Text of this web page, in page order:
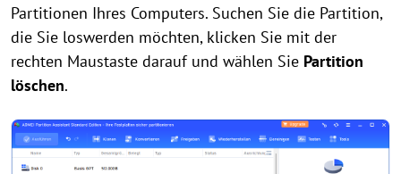
Partitionen Ihres Computers. Suchen Sie die Partition,
die Sie loswerden möchten, klicken Sie mit der
rechten Maustaste darauf und wählen Sie Partition
löschen.